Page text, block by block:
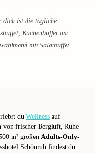
dich ist die tägliche
Kuchenbuffet am
mit Salatbuffet
du Wellness auf
von frischer Bergluft, Ruhe
m² großen Adults-Only-
Schönruh findest du